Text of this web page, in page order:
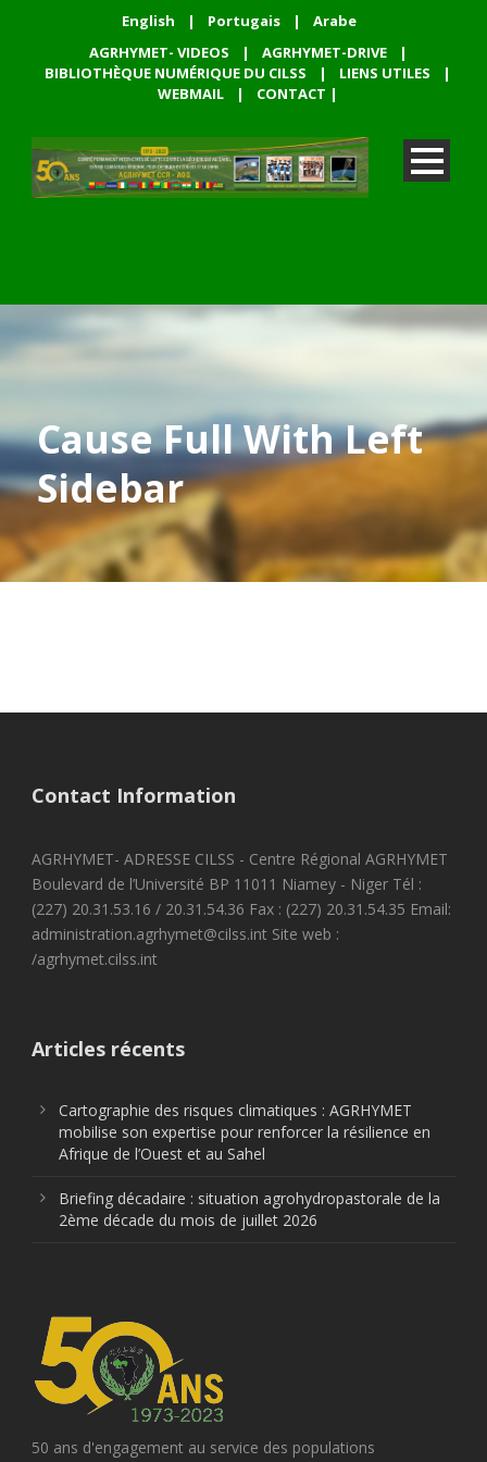
English | Portugais |
Arabe
AGRHYMET- VIDEOS
| AGRHYMET-DRIVE
|
BIBLIOTHÈQUE NUMÉRIQUE DU CILSS
| LIENS UTILES
|
WEBMAIL
| CONTACT |
Cause Full With Left
Sidebar
Contact Information
AGRHYMET- ADRESSE CILSS - Centre Régional AGRHYMET
Boulevard de l’Université BP 11011 Niamey - Niger Tél :
(227) 20.31.53.16 / 20.31.54.36 Fax : (227) 20.31.54.35 Email:
administration.agrhymet@cilss.int Site web :
/agrhymet.cilss.int
Articles récents
Cartographie des risques climatiques : AGRHYMET
mobilise son expertise pour renforcer la résilience en
Afrique de l’Ouest et au Sahel
Briefing décadaire : situation agrohydropastorale de la
2ème décade du mois de juillet 2026
50 ans d'engagement au service des populations